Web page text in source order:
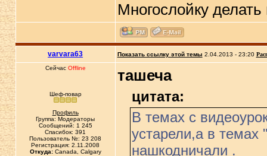
Многослойку
varvara63 Показать ссылку этой темы 2.04.2013 - 23:20
Сейчас Offline
Шеф-повар
Профиль
Группа: Модераторы
Сообщений: 1 245
Спасибок: 391
Пользователь №: 23 208
Регистрация: 2.11.2008
Откуда:Canada, Calgary
ташеча
цитата:
В темах с
устарели,а в
нашкодничали .